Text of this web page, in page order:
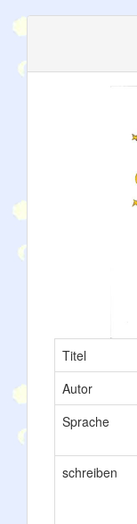
Titel
Autor
Sprache
schreiben